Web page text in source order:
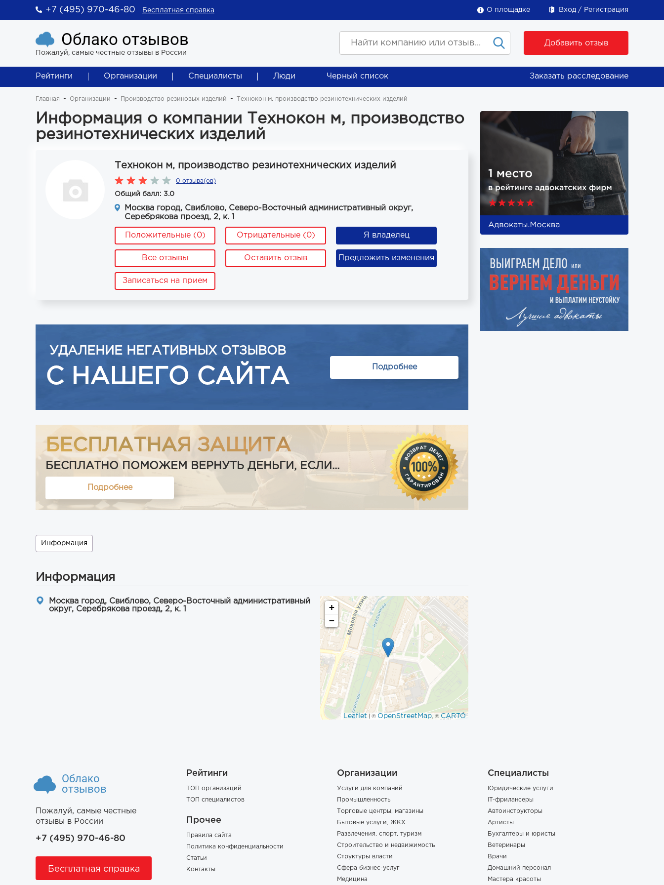
+7 (495) 970-46-80 Бесплатная справка О площадке Вход Регистрация
Облако отзывов
Пожалуй, самые честные отзывы в России
Добавить отзыв
Рейтинги Организации Специалисты Люди Черный список Заказать расследование
Главная Организации Производство резиновых изделий Технокон м, производство резинотехнических изделий
Информация о компании Технокон м, производство
резинотехнических изделий
Технокон м, производство резинотехнических изделий
0 отзыва(ов)
Общий балл: 3.0
Москва город, Свиблово, Северо-Восточный административный округ,
Серебрякова проезд, 2, к. 1
Положительные (0) Отрицательные (0) Я владелец
Все отзывы Оставить отзыв Предложить изменения
Записаться на прием
УДАЛЕНИЕ НЕГАТИВНЫХ ОТЗЫВОВ
С НАШЕГО САЙТА Подробнее
БЕСПЛАТНАЯ ЗАЩИТА
БЕСПЛАТНО ПОМОЖЕМ ВЕРНУТЬ ДЕНЬГИ, ЕСЛИ...
Подробнее
Информация
Информация
Москва город, Свиблово, Северо-Восточный административный
округ, Серебрякова проезд, 2, к. 1
+
−
Leaflet | © OpenStreetMap, © CARTO
Облако
отзывов
Пожалуй, самые честные
отзывы в России
+7 (495) 970-46-80
Бесплатная справка
Рейтинги
ТОП организаций
ТОП специалистов
Прочее
Правила сайта
Политика конфиденциальности
Статьи
Контакты
Организации
Услуги для компаний
Промышленность
Торговые центры, магазины
Бытовые услуги, ЖКХ
Развлечения, спорт, туризм
Строительство и недвижимость
Структуры власти
Сфера бизнес-услуг
Медицина
Специалисты
Юридические услуги
IT-фрилансеры
Автоинструкторы
Артисты
Бухгалтеры и юристы
Ветеринары
Врачи
Домашний персонал
Мастера красоты